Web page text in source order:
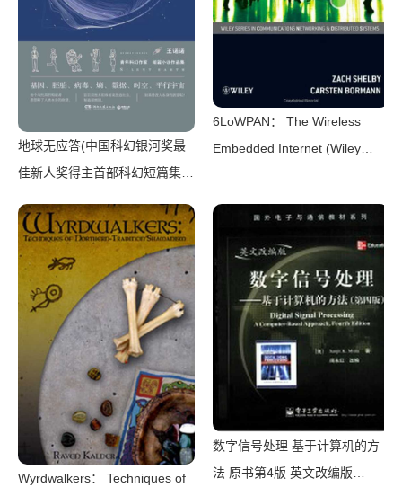
地球无应答(中国科幻银河奖最
佳新人奖得主首部科幻短篇集！
未来，看时间空间合伙变魔
术！)（王诺诺 [王诺诺]）（湖
南文艺出版社 2019）
6LoWPAN： The Wireless
Embedded Internet (Wiley
Networking & Distributed
Carsten Bormann）（Wiley
2010）
Wyrdwalkers： Techniques of
数字信号处理 基于计算机的方
法 原书第4版 英文改编版